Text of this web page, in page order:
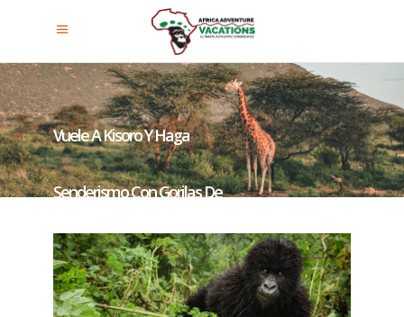
Vuele A Kisoro Y Haga
Senderismo Con Gorilas De
Montaña En El Sector Nkuringo
Del Bosque De Bwindi.